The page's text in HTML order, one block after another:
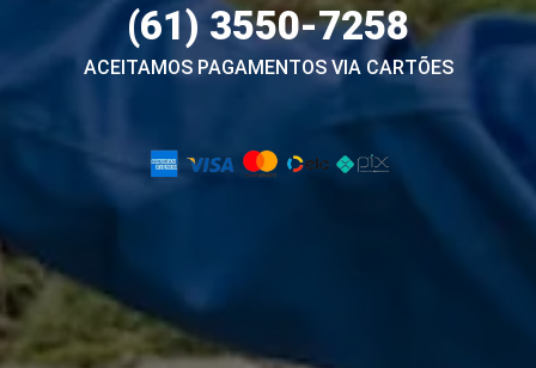
(61) 3550-7258
ACEITAMOS PAGAMENTOS VIA CARTÕES